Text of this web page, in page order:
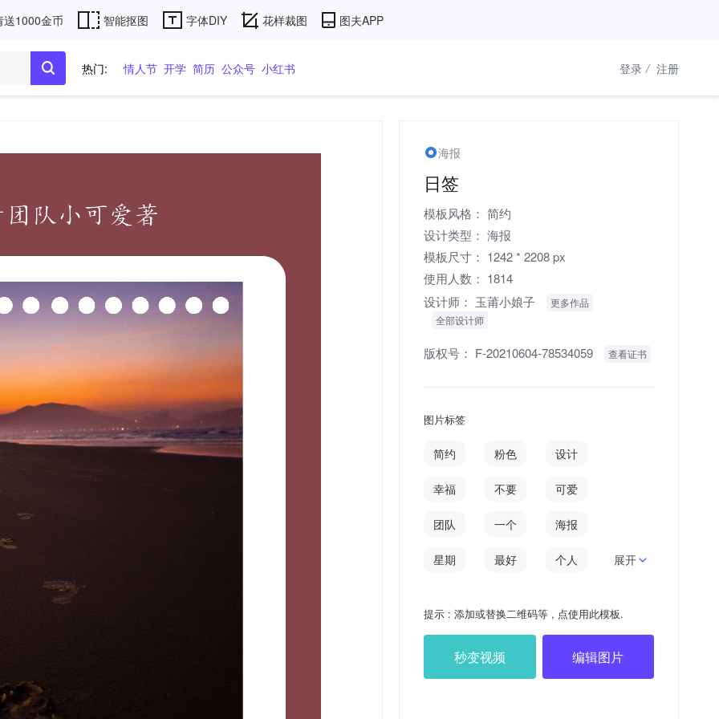
送1000金币 智能抠图 字体DIY 花样裁图 图夫APP
热门: 情人节 开学 简历 公众号 小红书 登录 / 注册
海报
日签
模板风格： 简约
设计类型： 海报
模板尺寸： 1242 * 2208 px
使用人数： 1814
设计师： 玉莆小娘子
更多作品
全部设计师
版权号： F-20210604-78534059 查看证书
图片标签
简约 粉色 设计
幸福 不要 可爱
团队 一个 海报
星期 最好 个人
图夫 星期五
展开
提示 : 添加或替换二维码等 , 点使用此模板.
秒变视频 编辑图片